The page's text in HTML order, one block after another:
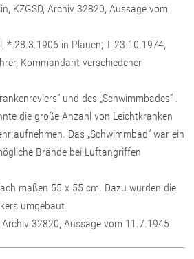
KZGSD, Archiv 32820, Aussage vom
* 28.3.1906 in Plauen; † 23.10.1974,
Kommandant verschiedener
und des „Schwimmbades“ .
die große Anzahl von Leichtkranken
aufnehmen. Das „Schwimmbad“ war ein
Brände bei Luftangriffen
maßen 55 x 55 cm. Dazu wurden die
umgebaut.
32820, Aussage vom 11.7.1945.